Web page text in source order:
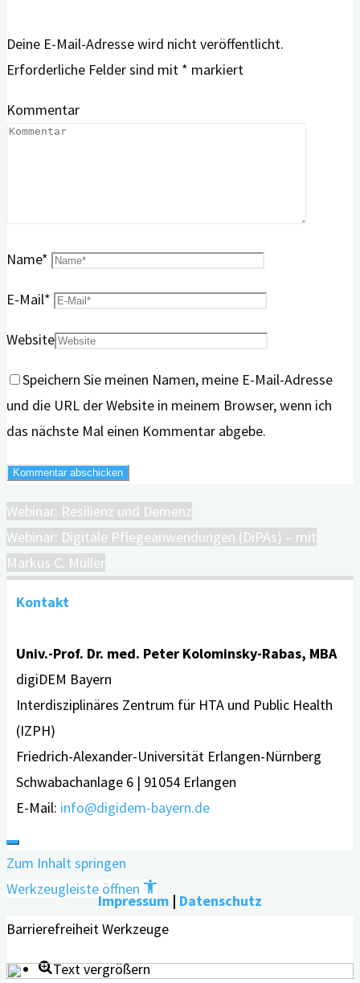
Deine E-Mail-Adresse wird nicht veröffentlicht.
Erforderliche Felder sind mit * markiert
Kommentar
Name*
E-Mail*
Website
Speichern Sie meinen Namen, meine E-Mail-Adresse
und die URL der Website in meinem Browser, wenn ich
das nächste Mal einen Kommentar abgebe.
Webinar: Resilienz und Demenz
Webinar: Digitale Pflegeanwendungen (DiPAs) – mit
Markus C. Müller
Kontakt
Univ.-Prof. Dr. med. Peter Kolominsky-Rabas, MBA
digiDEM Bayern
Interdisziplinäres Zentrum für HTA und Public Health
(IZPH)
Friedrich-Alexander-Universität Erlangen-Nürnberg
Schwabachanlage 6 | 91054 Erlangen
E-Mail: info@digidem-bayern.de
Impressum | Datenschutz
Zum Inhalt springen
Werkzeugleiste öffnen
Barrierefreiheit Werkzeuge
Text vergrößern